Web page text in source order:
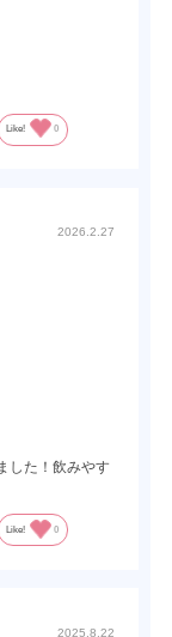
Like! 0
2026.2.27
した！飲みやす
Like! 0
2025.8.22